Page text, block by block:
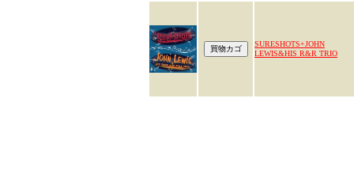
SURESHOTS+JOHN
LEWIS&HIS R&R TRIO